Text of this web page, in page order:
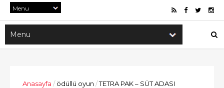
Anasayfa / ödüllü oyun /TETRA PAK – SÜT ADASI